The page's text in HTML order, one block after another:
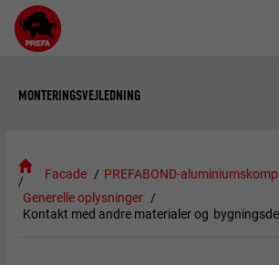
MONTERINGSVEJLEDNING
Facade
PREFABOND-
Generelle oplysninger
Kontakt med andre materialer og